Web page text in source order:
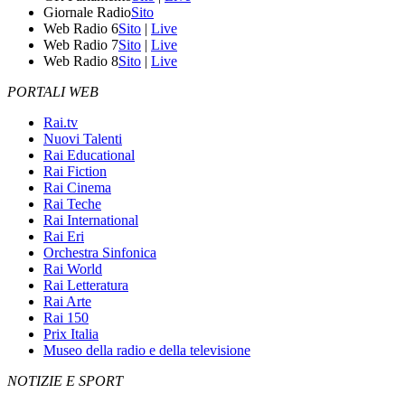
Giornale RadioSito
Web Radio 6Sito | Live
Web Radio 7Sito | Live
Web Radio 8Sito | Live
PORTALI WEB
Rai.tv
Nuovi Talenti
Rai Educational
Rai Fiction
Rai Cinema
Rai Teche
Rai International
Rai Eri
Orchestra Sinfonica
Rai World
Rai Letteratura
Rai Arte
Rai 150
Prix Italia
Museo della radio e della televisione
NOTIZIE E SPORT